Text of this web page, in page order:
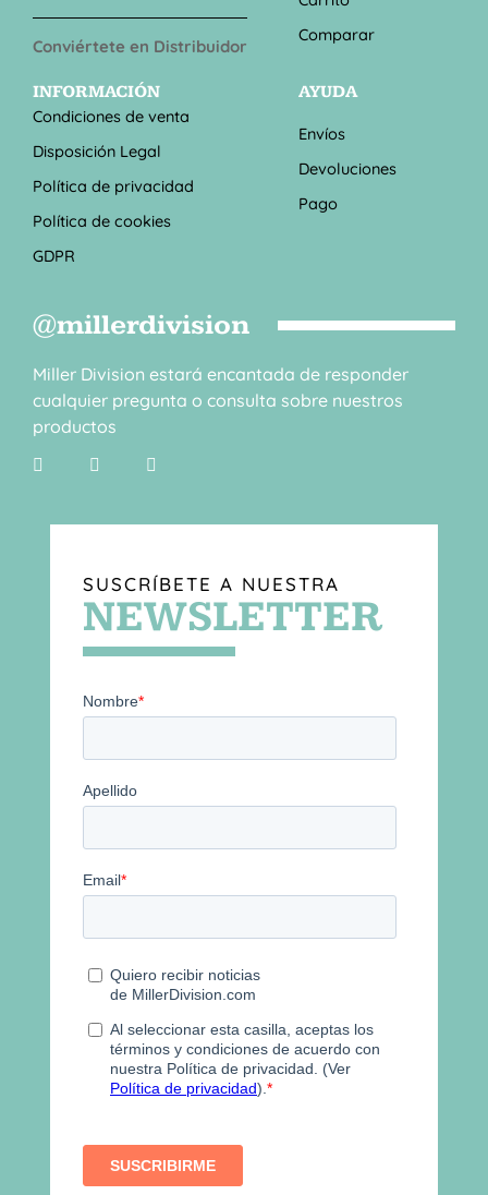
Conviértete en Distribuidor
Comparar
INFORMACIÓN
Condiciones de venta
Disposición Legal
Política de privacidad
Política de cookies
GDPR
AYUDA
Envíos
Devoluciones
Pago
@millerdivision
Miller Division estará encantada de responder
cualquier pregunta o consulta sobre nuestros
productos
SUSCRÍBETE A NUESTRA
NEWSLETTER